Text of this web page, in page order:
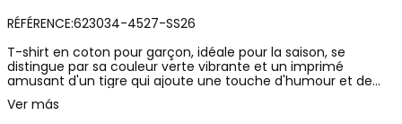
RÉFÉRENCE:623034-4527-SS26
T-shirt en coton pour garçon, idéale pour la saison, se
distingue par sa couleur verte vibrante et un imprimé
amusant d'un tigre qui ajoute une touche d'humour et de
style. Confectionnée dans un tissu doux, elle offre un confort
tout au long de la journée. Elle présente un col rond et des
Ver más